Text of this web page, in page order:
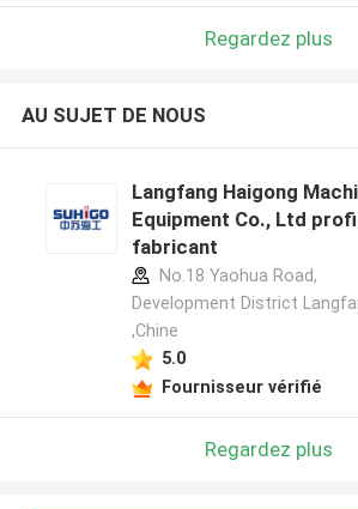
Regardez plus
AU SUJET DE NOUS
Langfang Haigong
Equipment Co., Ltd
fabricant
No.18 Yaohua Road,
Development District
,Chine
5.0
Fournisseur vérifié
Regardez plus